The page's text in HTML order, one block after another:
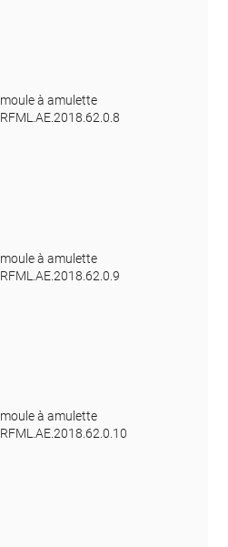
moule à amulette
RFML.AE.2018.62.0.8
moule à amulette
RFML.AE.2018.62.0.9
moule à amulette
RFML.AE.2018.62.0.10